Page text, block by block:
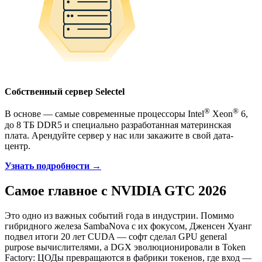
Собственный сервер Selectel
В основе — самые современные процессоры Intel® Xeon® 6,
до 8 ТБ DDR5 и специально разработанная материнская
плата. Арендуйте сервер у нас или закажите в свой дата-
центр.
Узнать подробности →
Самое главное с NVIDIA GTC 2026
Это одно из важных событий года в индустрии. Помимо
гибридного железа SambaNova с их фокусом, Дженсен Хуанг
подвел итоги 20 лет CUDA — софт сделал GPU general
purpose вычислителями, а DGX эволюционировали в Token
Factory: ЦОДы превращаются в фабрики токенов, где вход —